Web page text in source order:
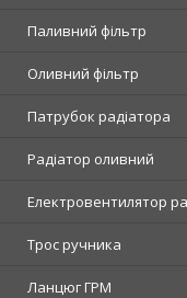
Паливний фільтр
Оливний фільтр
Патрубок радіатора
Радіатор оливний
Електровентилятор
Трос ручника
Ланцюг ГРМ